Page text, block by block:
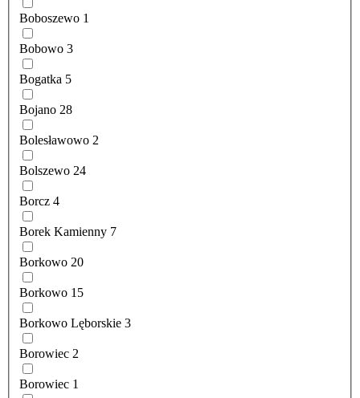
Boboszewo 1
Bobowo 3
Bogatka 5
Bojano 28
Bolesławowo 2
Bolszewo 24
Borcz 4
Borek Kamienny 7
Borkowo 20
Borkowo 15
Borkowo Lęborskie 3
Borowiec 2
Borowiec 1